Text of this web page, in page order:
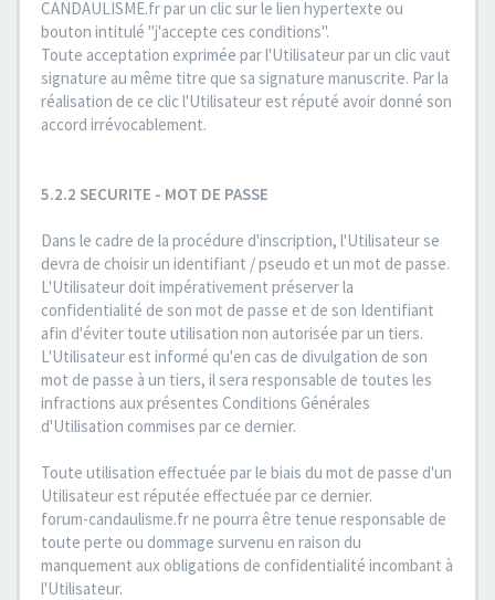
CANDAULISME.fr par un clic sur le lien hypertexte ou
bouton intitulé "j'accepte ces conditions".
Toute acceptation exprimée par l'Utilisateur par un clic vaut
signature au même titre que sa signature manuscrite. Par la
réalisation de ce clic l'Utilisateur est réputé avoir donné son
accord irrévocablement.
5.2.2 SECURITE - MOT DE PASSE
Dans le cadre de la procédure d'inscription, l'Utilisateur se
devra de choisir un identifiant / pseudo et un mot de passe.
L'Utilisateur doit impérativement préserver la
confidentialité de son mot de passe et de son Identifiant
afin d'éviter toute utilisation non autorisée par un tiers.
L'Utilisateur est informé qu'en cas de divulgation de son
mot de passe à un tiers, il sera responsable de toutes les
infractions aux présentes Conditions Générales
d'Utilisation commises par ce dernier.
Toute utilisation effectuée par le biais du mot de passe d'un
Utilisateur est réputée effectuée par ce dernier.
forum-candaulisme.fr ne pourra être tenue responsable de
toute perte ou dommage survenu en raison du
manquement aux obligations de confidentialité incombant à
l'Utilisateur.